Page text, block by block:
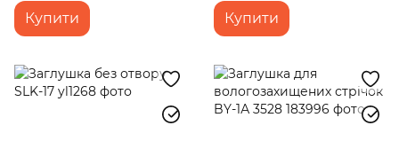
Купити Купити